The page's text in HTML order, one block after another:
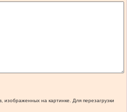
изображенных на картинке. Для перезагрузки